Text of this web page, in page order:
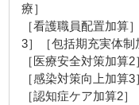
療］
［看護職員配置加算
3］［包括期充実体制
［医療安全対策加算
［感染対策向上加算
［認知症ケア加算2